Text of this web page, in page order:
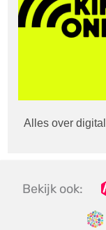
Alles over
Bekijk ook: